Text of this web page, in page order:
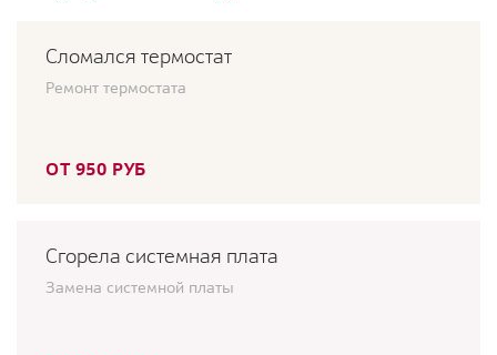
Сломался термостат
Ремонт термостата
ОТ 950 РУБ
Сгорела системная плата
Замена системной платы